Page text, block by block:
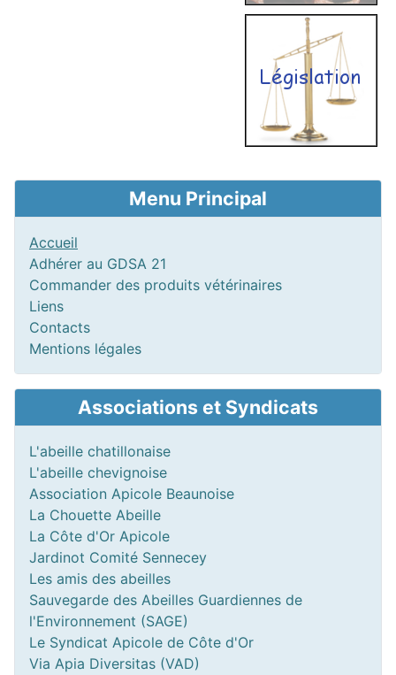
Menu Principal
Accueil
Adhérer au GDSA 21
Commander des produits vétérinaires
Liens
Contacts
Mentions légales
Associations et Syndicats
L'abeille chatillonaise
L'abeille chevignoise
Association Apicole Beaunoise
La Chouette Abeille
La Côte d'Or Apicole
Jardinot Comité Sennecey
Les amis des abeilles
Sauvegarde des Abeilles Guardiennes de
l'Environnement (SAGE)
Le Syndicat Apicole de Côte d'Or
Via Apia Diversitas (VAD)